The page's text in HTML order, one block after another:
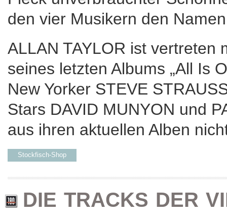
den vier Musikern den
ALLAN TAYLOR ist vertreten
seines letzten Albums „All Is
New Yorker STEVE
Stars DAVID MUNYON und
aus ihren aktuellen Alben
Stockfisch-Shop
DIE TRACKS DER